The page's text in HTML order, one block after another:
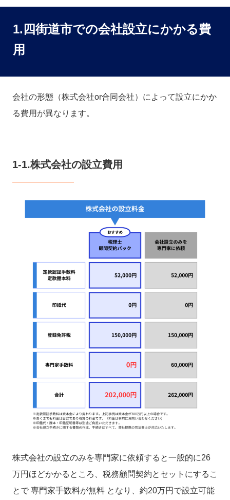
1.四街道市での会社設立にかかる費
用
会社の形態（株式会社or合同会社）によって設立にかか
る費用が異なります。
1-1.株式会社の設立費用
株式会社の設立のみを専門家に依頼すると一般的に26
万円ほどかかるところ、税務顧問契約とセットにするこ
とで 専門家手数料が無料 となり、約20万円で設立可能